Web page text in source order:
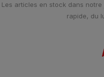
Les articles en stock dans
rapide, du